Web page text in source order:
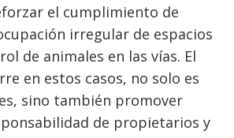
el cumplimiento de
irregular de espacios
de animales en las vías. El
en estos casos, no solo es
sino también promover
de propietarios y